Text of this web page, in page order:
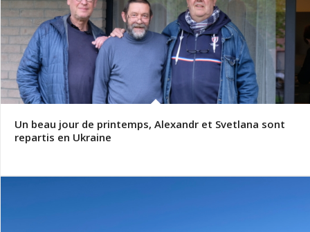
Un beau jour de printemps, Alexandr et Svetlana sont
repartis en Ukraine